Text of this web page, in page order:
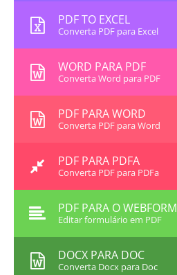
PDF TO EXCEL
Converta PDF para Excel
WORD PARA PDF
Converta Word para PDF
PDF PARA WORD
Converta PDF para Word
PDF PARA PDFA
Converta PDF para PDFa
PDF PARA O WEBFORM
Editar formulário em PDF
DOCX PARA DOC
Converta Docx para Doc